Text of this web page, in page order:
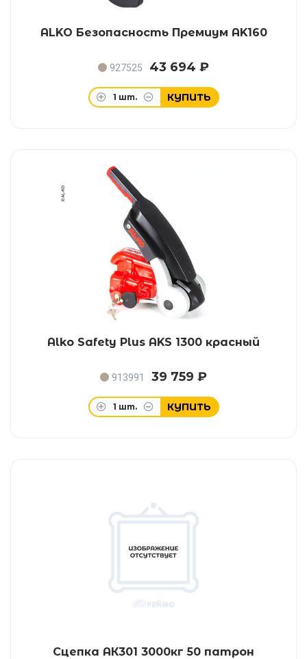
ALKO Безопасность Премиум AK160
927525 43 694 ₽
1 шт. КУПИТЬ
Alko Safety Plus AKS 1300 красный
913991 39 759 ₽
1 шт. КУПИТЬ
Сцепка АК301 3000кг 50 патрон